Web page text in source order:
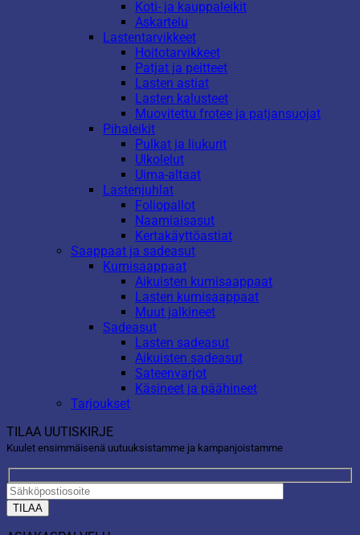
Koti- ja kauppaleikit
Askartelu
Lastentarvikkeet
Hoitotarvikkeet
Patjat ja peitteet
Lasten astiat
Lasten kalusteet
Muovitettu frotee ja patjansuojat
Pihaleikit
Pulkat ja liukurit
Ulkolelut
Uima-altaat
Lastenjuhlat
Foliopallot
Naamiaisasut
Kertakäyttöastiat
Saappaat ja sadeasut
Kumisaappaat
Aikuisten kumisaappaat
Lasten kumisaappaat
Muut jalkineet
Sadeasut
Lasten sadeasut
Aikuisten sadeasut
Sateenvarjot
Käsineet ja päähineet
Tarjoukset
TILAA UUTISKIRJE
Kuulet ensimmäisenä uutuuksistamme ja kampanjoistamme